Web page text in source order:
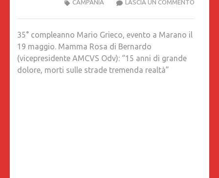
LASCIA UN COMMENTO
CAMPANIA
35° compleanno Mario Grieco, evento a Marano il
19 maggio. Mamma Rosa di Bernardo
(vicepresidente AMCVS Odv): “15 anni di grande
dolore, morti sulle strade tremenda realtà”